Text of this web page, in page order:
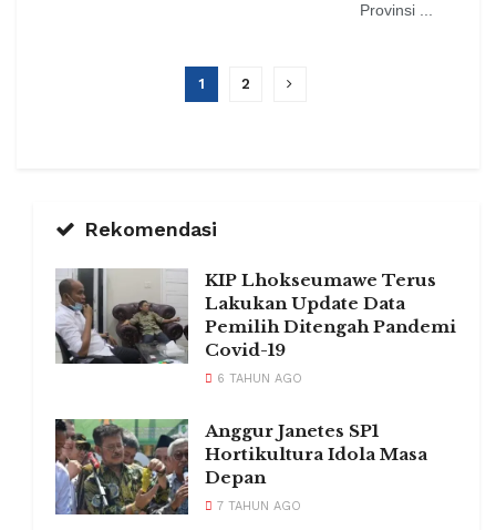
Provinsi ...
1 2
Rekomendasi
KIP Lhokseumawe Terus
Lakukan Update Data
Pemilih Ditengah Pandemi
Covid-19
6 TAHUN AGO
Anggur Janetes SP1
Hortikultura Idola Masa
Depan
7 TAHUN AGO